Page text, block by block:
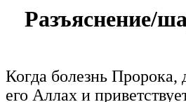
Разъяснение/
Когда болезнь Пророка,
его Аллах и